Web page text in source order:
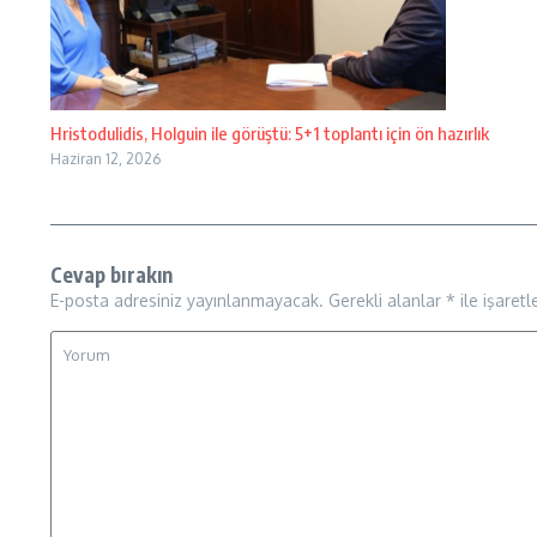
Hristodulidis, Holguin ile görüştü: 5+1 toplantı için ön hazırlık
Haziran 12, 2026
Cevap bırakın
E-posta adresiniz yayınlanmayacak. Gerekli alanlar * ile